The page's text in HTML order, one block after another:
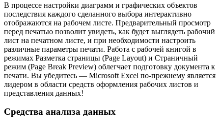
В процессе настройки диаграмм и графических объектов
последствия каждого сделанного выбора интерактивно
отображаются на рабочем листе. Предварительный просмотр
перед печатью позволит увидеть, как будет выглядеть рабочий
лист на печатном листе, и при необходимости настроить
различные параметры печати. Работа с рабочей книгой в
режимах Разметка страницы (Page Layout) и Страничный
режим (Page Break Preview) облегчает подготовку документа к
печати. Вы убедитесь — Microsoft Excel по-прежнему является
лидером в области средств оформления рабочих листов и
представления данных!
Средства анализа данных